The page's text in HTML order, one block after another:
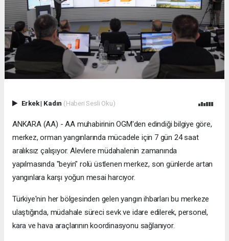
Erkek| Kadın (Haberi Sesli Oku)
ANKARA (AA) - AA muhabirinin OGM'den edindiği bilgiye göre,
merkez, orman yangınlarında mücadele için 7 gün 24 saat
aralıksız çalışıyor. Alevlere müdahalenin zamanında
yapılmasında "beyin" rolü üstlenen merkez, son günlerde artan
yangınlara karşı yoğun mesai harcıyor.
Türkiye'nin her bölgesinden gelen yangın ihbarları bu merkeze
ulaştığında, müdahale süreci sevk ve idare edilerek, personel,
kara ve hava araçlarının koordinasyonu sağlanıyor.